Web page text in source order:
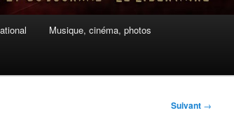
Musique, cinéma, photos
Suivant →